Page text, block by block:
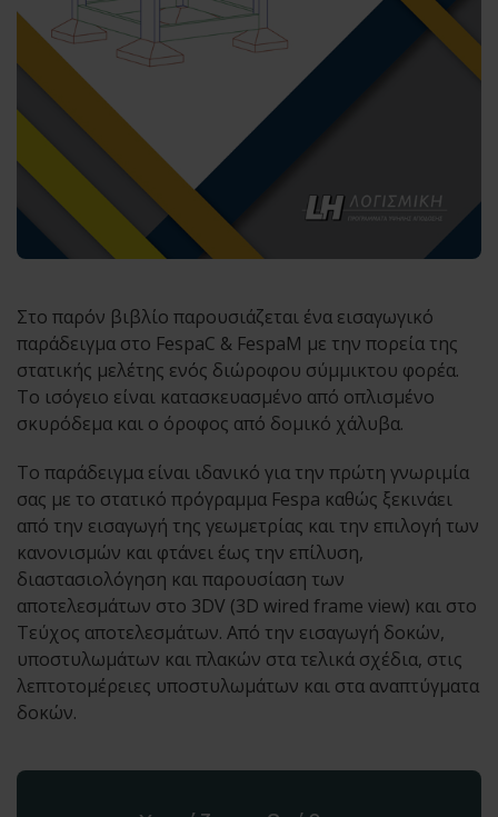
Στο παρόν βιβλίο παρουσιάζεται ένα εισαγωγικό
παράδειγμα στο FespaC & FespaM με την πορεία της
στατικής μελέτης ενός διώροφου σύμμικτου φορέα.
Το ισόγειο είναι κατασκευασμένο από οπλισμένο
σκυρόδεμα και ο όροφος από δομικό χάλυβα.
Το παράδειγμα είναι ιδανικό για την πρώτη γνωριμία
σας με το στατικό πρόγραμμα Fespa καθώς ξεκινάει
από την εισαγωγή της γεωμετρίας και την επιλογή των
κανονισμών και φτάνει έως την επίλυση,
διαστασιολόγηση και παρουσίαση των
αποτελεσμάτων στο 3DV (3D wired frame view) και στο
Τεύχος αποτελεσμάτων. Από την εισαγωγή δοκών,
υποστυλωμάτων και πλακών στα τελικά σχέδια, στις
λεπτοτομέρειες υποστυλωμάτων και στα αναπτύγματα
δοκών.